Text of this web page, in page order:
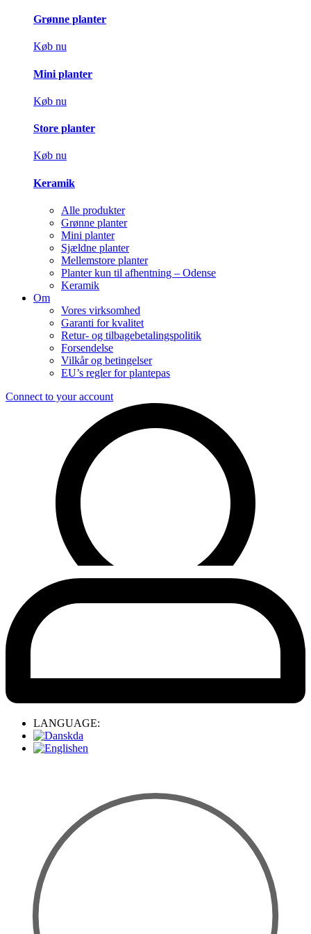
Grønne planter
Køb nu
Mini planter
Køb nu
Store planter
Køb nu
Keramik
Alle produkter
Grønne planter
Mini planter
Sjældne planter
Mellemstore planter
Planter kun til afhentning – Odense
Keramik
Om
Vores virksomhed
Garanti for kvalitet
Retur- og tilbagebetalingspolitik
Forsendelse
Vilkår og betingelser
EU’s regler for plantepas
Connect to your account
LANGUAGE:
da
en